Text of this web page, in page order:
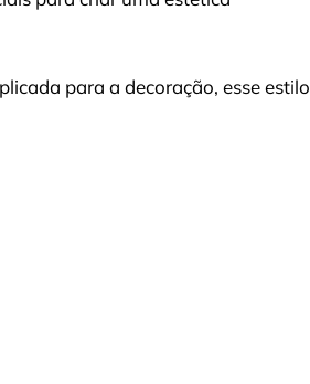
para a decoração, esse estilo